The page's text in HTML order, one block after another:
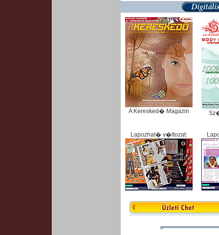
A Keresked� Magazin
Lapozhat� v�ltozat: